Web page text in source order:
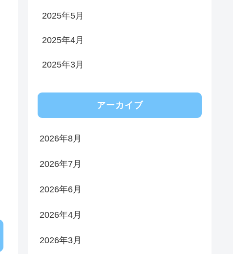
2025年5月
2025年4月
2025年3月
アーカイブ
2026年8月
2026年7月
2026年6月
2026年4月
2026年3月